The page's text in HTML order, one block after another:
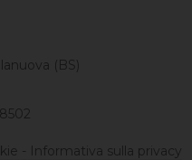
(BS)
- Informativa sulla privacy